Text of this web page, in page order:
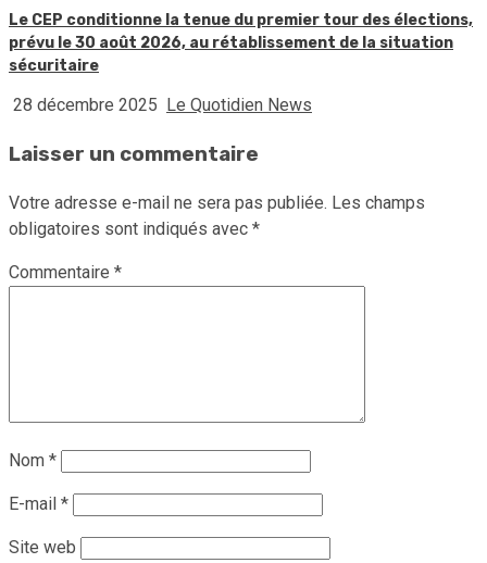
Le CEP conditionne la tenue du premier tour des élections,
prévu le 30 août 2026, au rétablissement de la situation
sécuritaire
28 décembre 2025 Le Quotidien News
Laisser un commentaire
Votre adresse e-mail ne sera pas publiée. Les champs
obligatoires sont indiqués avec *
Commentaire *
Nom *
E-mail *
Site web